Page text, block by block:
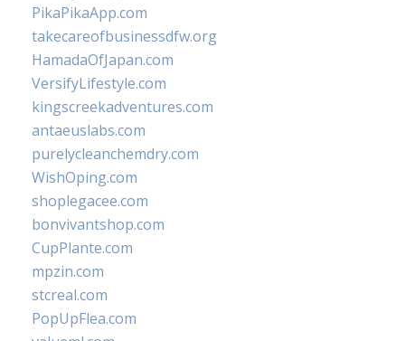
PikaPikaApp.com
takecareofbusinessdfw.org
HamadaOfJapan.com
VersifyLifestyle.com
kingscreekadventures.com
antaeuslabs.com
purelycleanchemdry.com
WishOping.com
shoplegacee.com
bonvivantshop.com
CupPlante.com
mpzin.com
stcreal.com
PopUpFlea.com